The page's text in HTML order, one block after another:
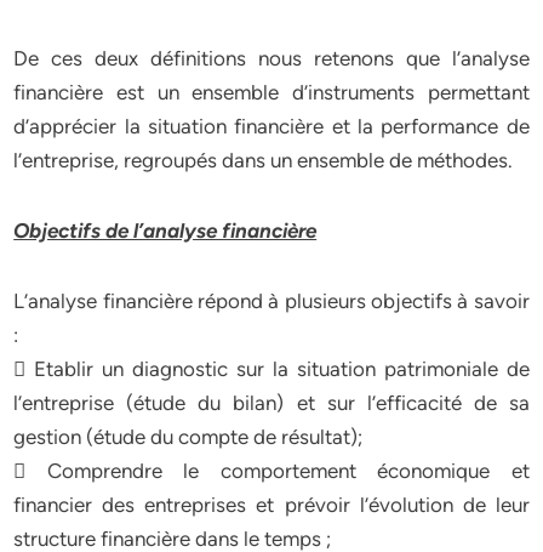
De ces deux définitions nous retenons que l’analyse
financière est un ensemble d’instruments permettant
d’apprécier la situation financière et la performance de
l’entreprise, regroupés dans un ensemble de méthodes.
Objectifs de l’analyse financière
L’analyse financière répond à plusieurs objectifs à savoir
:
 Etablir un diagnostic sur la situation patrimoniale de
l’entreprise (étude du bilan) et sur l’efficacité de sa
gestion (étude du compte de résultat);
 Comprendre le comportement économique et
financier des entreprises et prévoir l’évolution de leur
structure financière dans le temps ;